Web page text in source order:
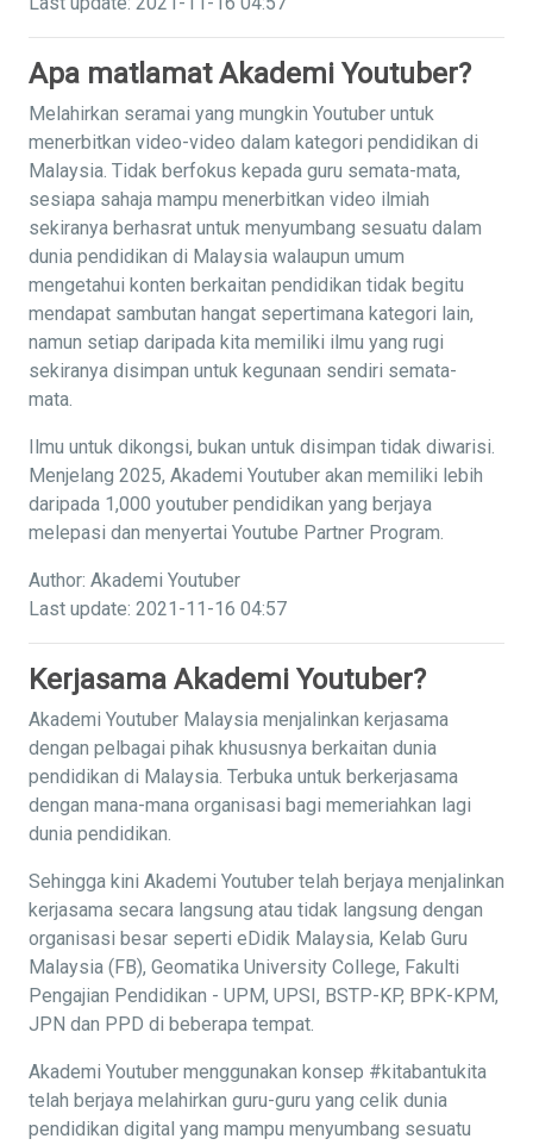
Apa matlamat Akademi Youtuber?
Melahirkan seramai yang mungkin Youtuber untuk
menerbitkan video-video dalam kategori pendidikan di
Malaysia. Tidak berfokus kepada guru semata-mata,
sesiapa sahaja mampu menerbitkan video ilmiah
sekiranya berhasrat untuk menyumbang sesuatu dalam
dunia pendidikan di Malaysia walaupun umum
mengetahui konten berkaitan pendidikan tidak begitu
mendapat sambutan hangat sepertimana kategori lain,
namun setiap daripada kita memiliki ilmu yang rugi
sekiranya disimpan untuk kegunaan sendiri semata-
mata.
Ilmu untuk dikongsi, bukan untuk disimpan tidak diwarisi.
Menjelang 2025, Akademi Youtuber akan memiliki lebih
daripada 1,000 youtuber pendidikan yang berjaya
melepasi dan menyertai Youtube Partner Program.
Author: Akademi Youtuber
Last update: 2021-11-16 04:57
Kerjasama Akademi Youtuber?
Akademi Youtuber Malaysia menjalinkan kerjasama
dengan pelbagai pihak khususnya berkaitan dunia
pendidikan di Malaysia. Terbuka untuk berkerjasama
dengan mana-mana organisasi bagi memeriahkan lagi
dunia pendidikan.
Sehingga kini Akademi Youtuber telah berjaya menjalinkan
kerjasama secara langsung atau tidak langsung dengan
organisasi besar seperti eDidik Malaysia, Kelab Guru
Malaysia (FB), Geomatika University College, Fakulti
Pengajian Pendidikan - UPM, UPSI, BSTP-KP, BPK-KPM,
JPN dan PPD di beberapa tempat.
Akademi Youtuber menggunakan konsep #kitabantukita
telah berjaya melahirkan guru-guru yang celik dunia
pendidikan digital yang mampu menyumbang sesuatu